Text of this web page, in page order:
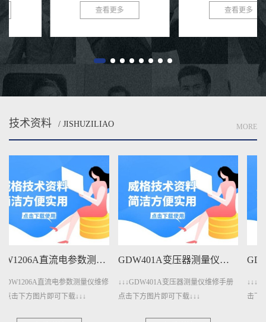
统的核心基础设施，其性能和可靠
性直接影响用户体验和电网安全。
力矩输出直接决定了系统的运动精
度、负载能力和稳定性。无论是工
节...
技术资料 / JISHUZILIAO MORE
GDW401A变压器测量仪维修手册下载
↓↓↓GDW401A变压器测量仪维修手册
点击下方图片即可下载↓↓↓
GDW401变压器测量仪维修手册下载
↓↓↓GDW401变压器测量仪维修手册点
击下方图片即可下载↓↓↓